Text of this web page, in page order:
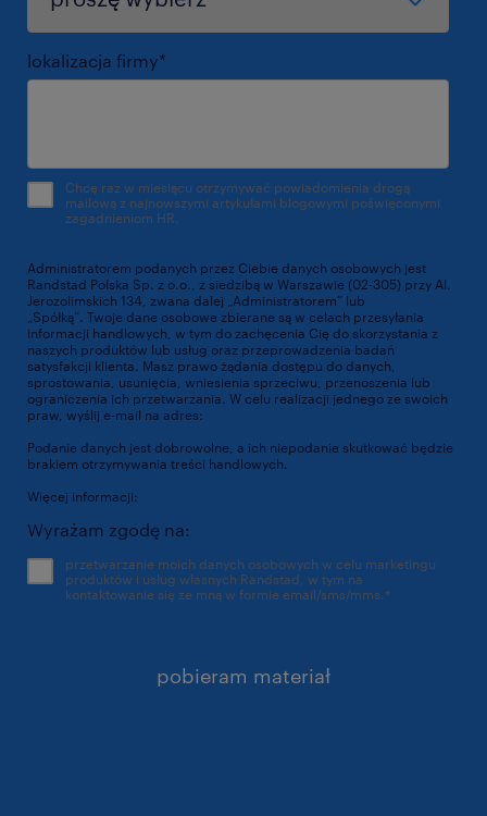
lokalizacja firmy*
Chcę raz w miesiącu otrzymywać powiadomienia drogą
mailową z najnowszymi artykułami blogowymi poświęconymi
zagadnieniom HR.
Administratorem podanych przez Ciebie danych osobowych jest
Randstad Polska Sp. z o.o., z siedzibą w Warszawie (02-305) przy Al.
Jerozolimskich 134, zwana dalej „Administratorem” lub
„Spółką”. Twoje dane osobowe zbierane są w celach przesyłania
informacji handlowych, w tym do zachęcenia Cię do skorzystania z
naszych produktów lub usług oraz przeprowadzenia badań
satysfakcji klienta. Masz prawo żądania dostępu do danych,
sprostowania, usunięcia, wniesienia sprzeciwu, przenoszenia lub
ograniczenia ich przetwarzania. W celu realizacji jednego ze swoich
praw, wyślij e-mail na adres:
Podanie danych jest dobrowolne, a ich niepodanie skutkować będzie
brakiem otrzymywania treści handlowych.
Więcej informacji:
Wyrażam zgodę na:
przetwarzanie moich danych osobowych w celu marketingu
produktów i usług własnych Randstad, w tym na
kontaktowanie się ze mną w formie email/sms/mms. *